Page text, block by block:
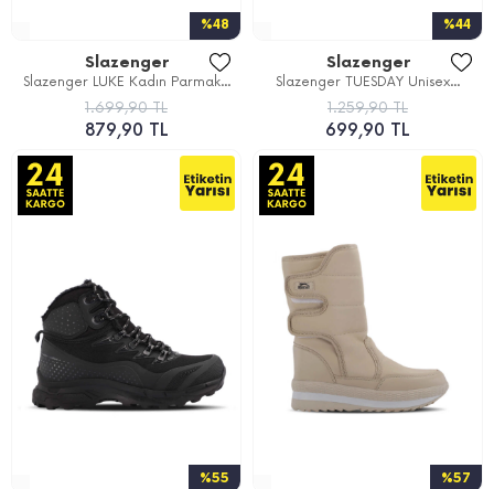
%48
Slazenger
Slazenger LUKE Kadın Parmak...
1.699,90 TL
879,90 TL
%44
Slazenger
Slazenger TUESDAY Unisex...
1.259,90 TL
699,90 TL
%55 %57